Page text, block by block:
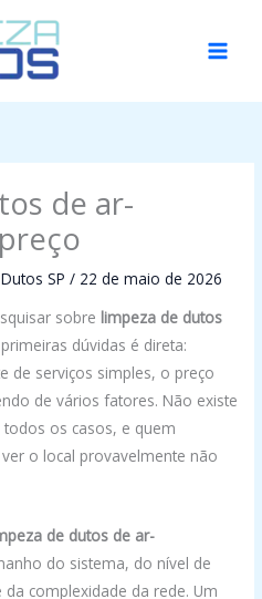
de ar-
SP/ 22 de maio de 2026
sobre limpeza de dutos
dúvidas é direta:
de serviços simples, o preço
de vários fatores. Não existe
os casos, e quem
o local provavelmente não
de dutos de ar-
do sistema, do nível de
complexidade da rede. Um